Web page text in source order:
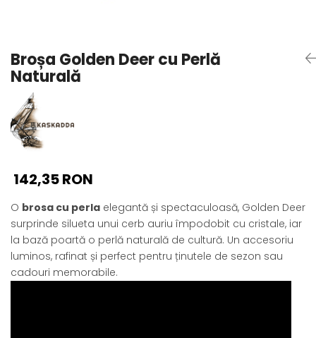
Pandantive cu Perle
Brose cu Perle
Broșa Golden Deer cu Perlă
Naturală
142,35 RON
O brosa cu perla elegantă și spectaculoasă, Golden Deer
surprinde silueta unui cerb auriu împodobit cu cristale, iar
la bază poartă o perlă naturală de cultură. Un accesoriu
luminos, rafinat și perfect pentru ținutele de sezon sau
cadouri memorabile.